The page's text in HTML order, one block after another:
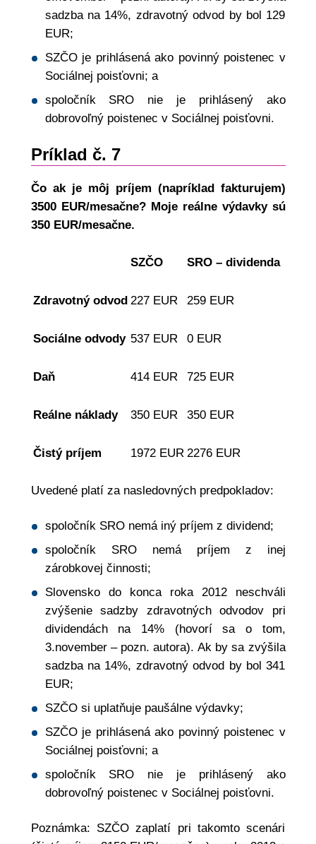
sadzba na 14%, zdravotný odvod by bol 129
EUR;
SZČO je prihlásená ako povinný poistenec v
Sociálnej poisťovni; a
spoločník SRO nie je prihlásený ako
dobrovoľný poistenec v Sociálnej poisťovni.
Príklad č. 7
Čo ak je môj príjem (napríklad fakturujem)
3500 EUR/mesačne? Moje reálne výdavky sú
350 EUR/mesačne.
SZČO SRO – dividenda
Zdravotný odvod 227 EUR 259 EUR
Sociálne odvody 537 EUR 0 EUR
Daň 414 EUR 725 EUR
Reálne náklady 350 EUR 350 EUR
Čistý príjem 1972 EUR 2276 EUR
Uvedené platí za nasledovných predpokladov:
spoločník SRO nemá iný príjem z dividend;
spoločník SRO nemá príjem z inej
zárobkovej činnosti;
Slovensko do konca roka 2012 neschváli
zvýšenie sadzby zdravotných odvodov pri
dividendách na 14% (hovorí sa o tom,
3.november – pozn. autora). Ak by sa zvýšila
sadzba na 14%, zdravotný odvod by bol 341
EUR;
SZČO si uplatňuje paušálne výdavky;
SZČO je prihlásená ako povinný poistenec v
Sociálnej poisťovni; a
spoločník SRO nie je prihlásený ako
dobrovoľný poistenec v Sociálnej poisťovni.
Poznámka: SZČO zaplatí pri takomto scenári